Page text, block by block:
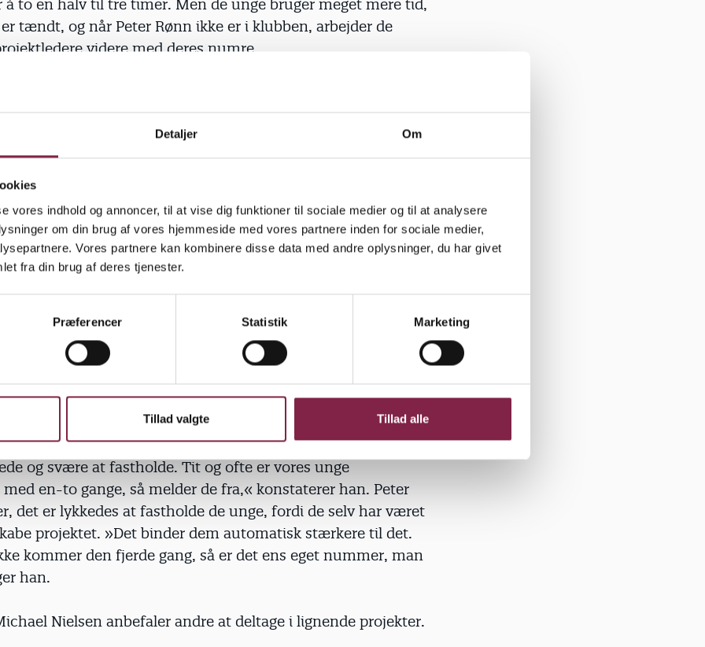
Detaljer Om
vores indhold og annoncer, til at vise dig funktioner til sociale medier og til at analysere
om din brug af vores hjemmeside med vores partnere inden for sociale medier,
Vores partnere kan kombinere disse data med andre oplysninger, du har givet
fra din brug af deres tjenester.
Præferencer Statistik Marketing
Tillad valgte Tillad alle
to en halv til tre timer. Men de unge bruger meget mere tid,
tændt, og når Peter Rønn ikke er i klubben, arbejder de
videre med deres numre.
hinanden.
Efter fjerde gang går de unge i lydstudiet, og
bliver der optaget en video i musiklokalet. Her kommer
på tværs af hierarkiet til udtryk. »De to fyre mikser en
de giver plads til de to stille piger, der synger rygende falsk og i
trækker det ned musikalsk. Det er kæmpestort. Ingen
pigerne også var med. Og det er folk, der ellers ikke ænser
understreger Michael Nielsen.
bliver seks-syv timer. TV2 Syd kommer og optager et
bliver sendt samtidig med at de unge opfører deres værk på
i Esbjerg.
Kvaglund er et socialt belastet område, og det er ingen
de unge engagerer sig. »Mange af vores medlemmer er
og svære at fastholde. Tit og ofte er vores unge
en-to gange, så melder de fra,« konstaterer han. Peter
det er lykkedes at fastholde de unge, fordi de selv har været
projektet. »Det binder dem automatisk stærkere til det.
kommer den fjerde gang, så er det ens eget nummer, man
han.
Nielsen anbefaler andre at deltage i lignende projekter.